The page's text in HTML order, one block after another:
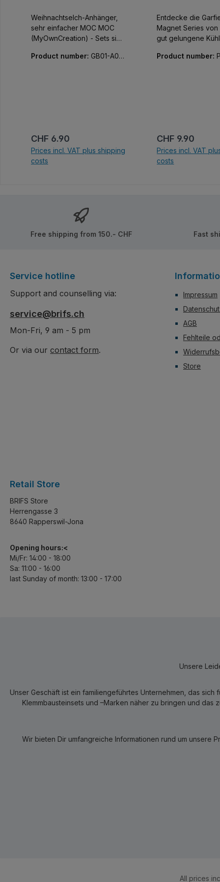
Weihnachtselch-Anhänger,
sehr einfacher MOC MOC
(MyOwnCreation) - Sets sind
zu bauen und haben keine
Product number: GB01-A00
Regular price:
CHF 6.90
Prices incl. VAT plus shipping
costs
Entdecke die
Magnet Series von
gut gelungene
Product number:
Regular price:
CHF 9.90
Prices incl. VAT
costs
Free shipping from 150.- CHF Fast
Service hotline
Support and counselling via:
service@brifs.ch
Mon-Fri, 9 am - 5 pm
Or via our contact form.
Impressum
AGB
Fehlteile
Store
Retail Store
BRIFS Store
Herrengasse 3
8640 Rapperswil-Jona
Opening hours:<
Mi/Fr: 14:00 - 18:00
Sa: 11:00 - 16:00
last Sunday of month: 13:00 - 17:00
Unsere
Unser Geschäft ist ein familiengeführtes Unternehmen, das
Klemmbausteinsets und –Marken näher zu bringen und
Wir bieten Dir umfangreiche Informationen rund um unsere
All prices